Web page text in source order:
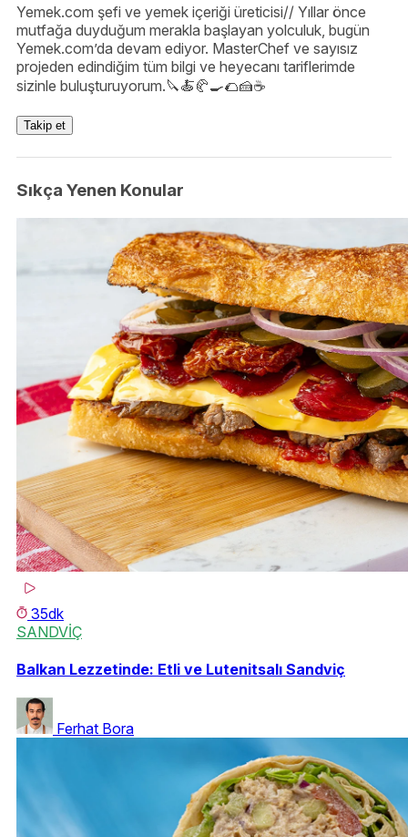
Yemek.com şefi ve yemek içeriği üreticisi// Yıllar önce
mutfağa duyduğum merakla başlayan yolculuk, bugün
Yemek.com’da devam ediyor. MasterChef ve sayısız
projeden edindiğim tüm bilgi ve heyecanı tariflerimde
sizinle buluşturuyorum.🔪🍝🥐🍳🌮🍰☕️
Takip et
Sıkça Yenen Konular
35dk
SANDVİÇ
Balkan Lezzetinde: Etli ve Lutenitsalı Sandviç
Ferhat Bora